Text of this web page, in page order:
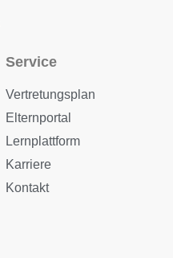
Service
Vertretungsplan
Elternportal
Lernplattform
Karriere
Kontakt